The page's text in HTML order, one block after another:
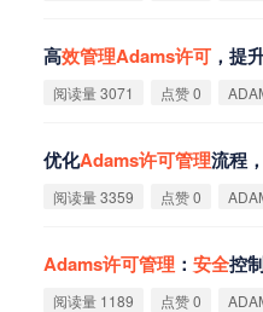
高效管理Adams许可 ，提
阅读量 3071 点赞 0
优化Adams许可管理流程
阅读量 3359 点赞 0
Adams许可管理 ： 安全控
阅读量 1189 点赞 0